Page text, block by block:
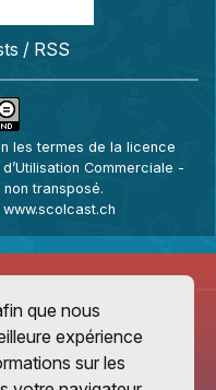
/ RSS
les termes de la licence
Commerciale -
transposé.
www.scolcast.ch
que nous
expérience
sur les